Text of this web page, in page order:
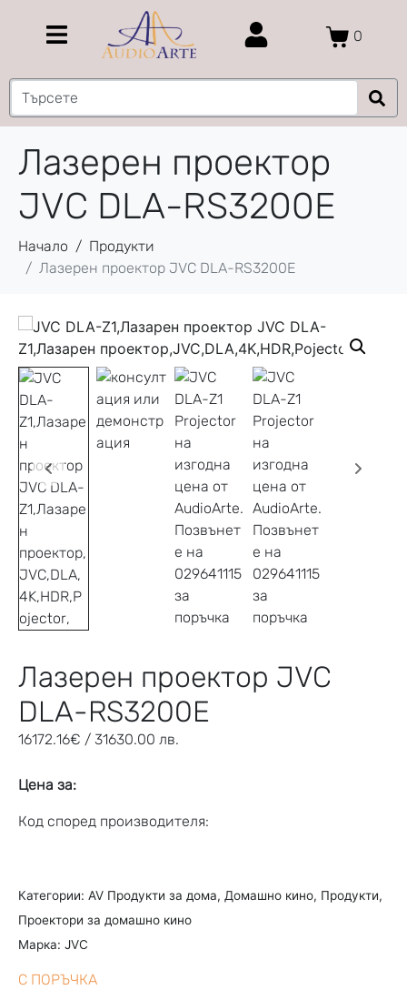
0
Лазeрен проектор
JVC DLA-RS3200E
Начало
Продукти
Лазeрен проектор JVC DLA-RS3200E
Лазeрен проектор JVC
DLA-RS3200E
16172.16€ / 31630.00 лв.
Цена за:
Код според производителя:
Категории: AV Продукти за дома, Домашно кино, Продукти,
Проектори за домашно кино
Марка: JVC
С ПОРЪЧКА